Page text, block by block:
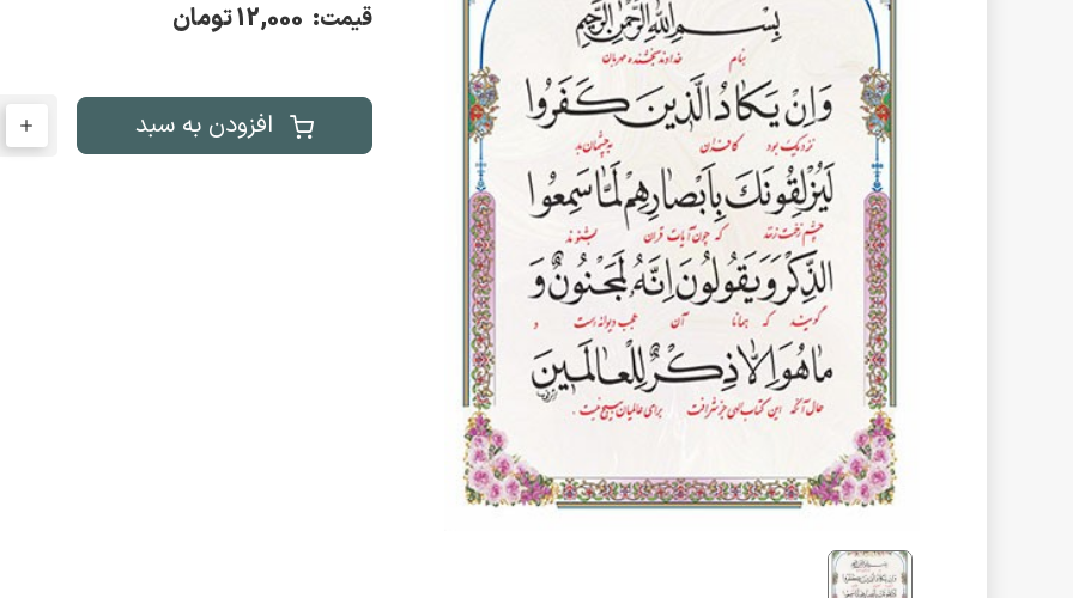
قیمت: 12,000 تومان
افزودن به سبد